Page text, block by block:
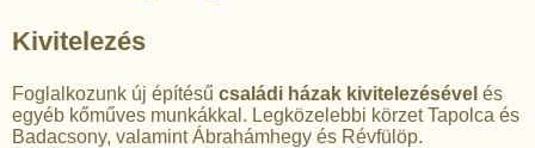
Kivitelezés
Foglalkozunk új építésű családi házak kivitelezésével és
egyéb kőműves munkákkal. Legközelebbi körzet Tapolca és
Badacsony, valamint Ábrahámhegy és Révfülöp.